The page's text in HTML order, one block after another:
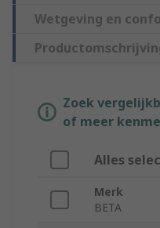
Wetgeving en
Zoek
of meer
Alles
Merk
BETA